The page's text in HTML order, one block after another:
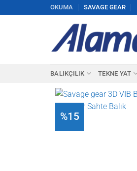
atla
OKUMA SAVAGE GEAR
BALIKÇILIK TEKNE YAT
%15